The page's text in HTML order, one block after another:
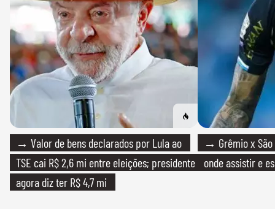
→ Valor de bens declarados por Lula ao
TSE cai R$ 2,6 mi entre eleições; presidente
agora diz ter R$ 4,7 mi
→ Grêmio x São
onde assistir e